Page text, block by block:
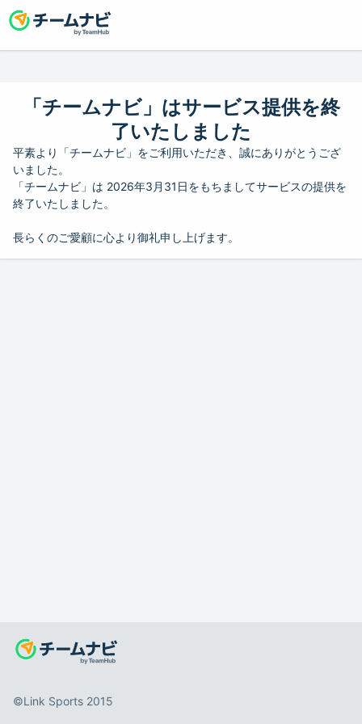
「チームナビ」はサービス提供を終
了いたしました
平素より「チームナビ」をご利用いただき、誠にありがとうござ
いました。
「チームナビ」は 2026年3月31日をもちましてサービスの提供を
終了いたしました。
長らくのご愛顧に心より御礼申し上げます。
©️Link Sports 2015